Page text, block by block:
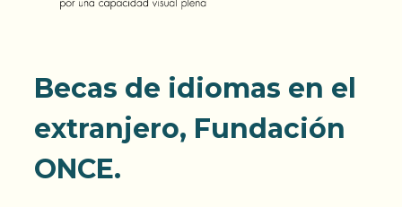
Becas de idiomas en el
extranjero, Fundación
ONCE.